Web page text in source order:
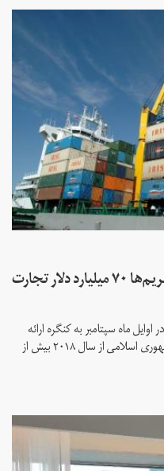
گزارش دولت آمریکا به کنگره: تحریم‌ها ۷۰ میلیارد دلار تجارت
ماه سپتامبر به کنگره ارائه
شد، تحریم‌های دولت دونالد ترامپ علیه جمهوری اسلامی از سال ۲۰۱۸ بیش از